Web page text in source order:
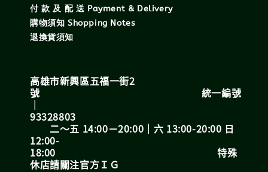
付 款 及 配 送 Payment & Delivery
購物須知 Shopping Notes
退換貨須知
高雄市新興區五福一街2
號 統一編號
｜
93328803
二～五 14:00－20:00｜六 13:00-20:00 日
12:00-
18:00 特殊
休店請關注官方ＩＧ